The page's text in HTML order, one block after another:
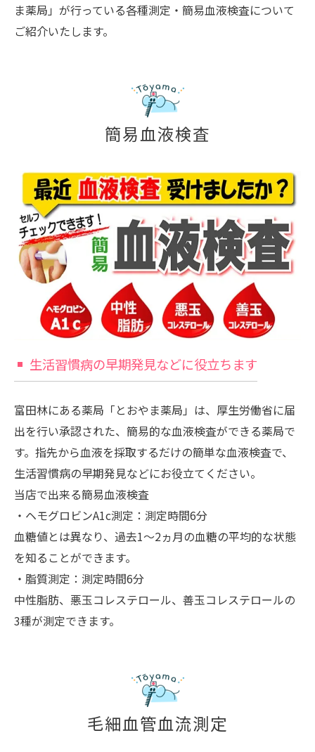
ま薬局」が行っている各種測定・簡易血液検査について
ご紹介いたします。
簡易血液検査
生活習慣病の早期発見などに役立ちます
富田林にある薬局「とおやま薬局」は、厚生労働省に届
出を行い承認された、簡易的な血液検査ができる薬局で
す。指先から血液を採取するだけの簡単な血液検査で、
生活習慣病の早期発見などにお役立てください。
当店で出来る簡易血液検査
・ヘモグロビンA1c測定：測定時間6分
血糖値とは異なり、過去1～2ヵ月の血糖の平均的な状態
を知ることができます。
・脂質測定：測定時間6分
中性脂肪、悪玉コレステロール、善玉コレステロールの
3種が測定できます。
毛細血管血流測定